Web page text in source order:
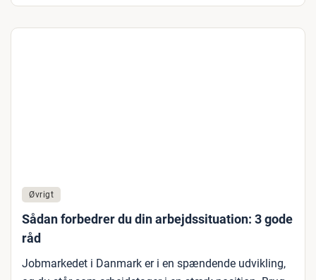
Øvrigt
Sådan forbedrer du din arbejdssituation: 3 gode
råd
Jobmarkedet i Danmark er i en spændende udvikling,